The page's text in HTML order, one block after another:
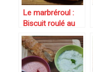
Le marbréroul :
Biscuit roulé au
pesto, fromage
frais et crudités
furieusement
marbré !{Battle